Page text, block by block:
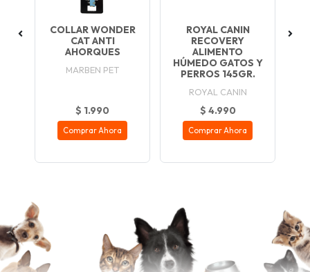
COLLAR WONDER
CAT ANTI
AHORQUES
MARBEN PET
$ 1.990
Comprar Ahora
ROYAL CANIN
RECOVERY
ALIMENTO
HÚMEDO GATOS Y
PERROS 145GR.
ROYAL CANIN
$ 4.990
Comprar Ahora